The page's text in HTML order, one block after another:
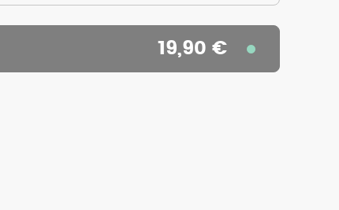
19,90 €